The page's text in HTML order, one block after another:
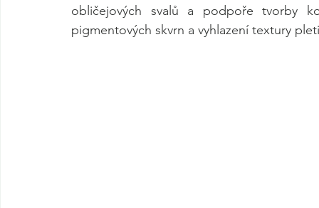
obličejových svalů a podpoře tvorby
pigmentových skvrn a vyhlazení textury